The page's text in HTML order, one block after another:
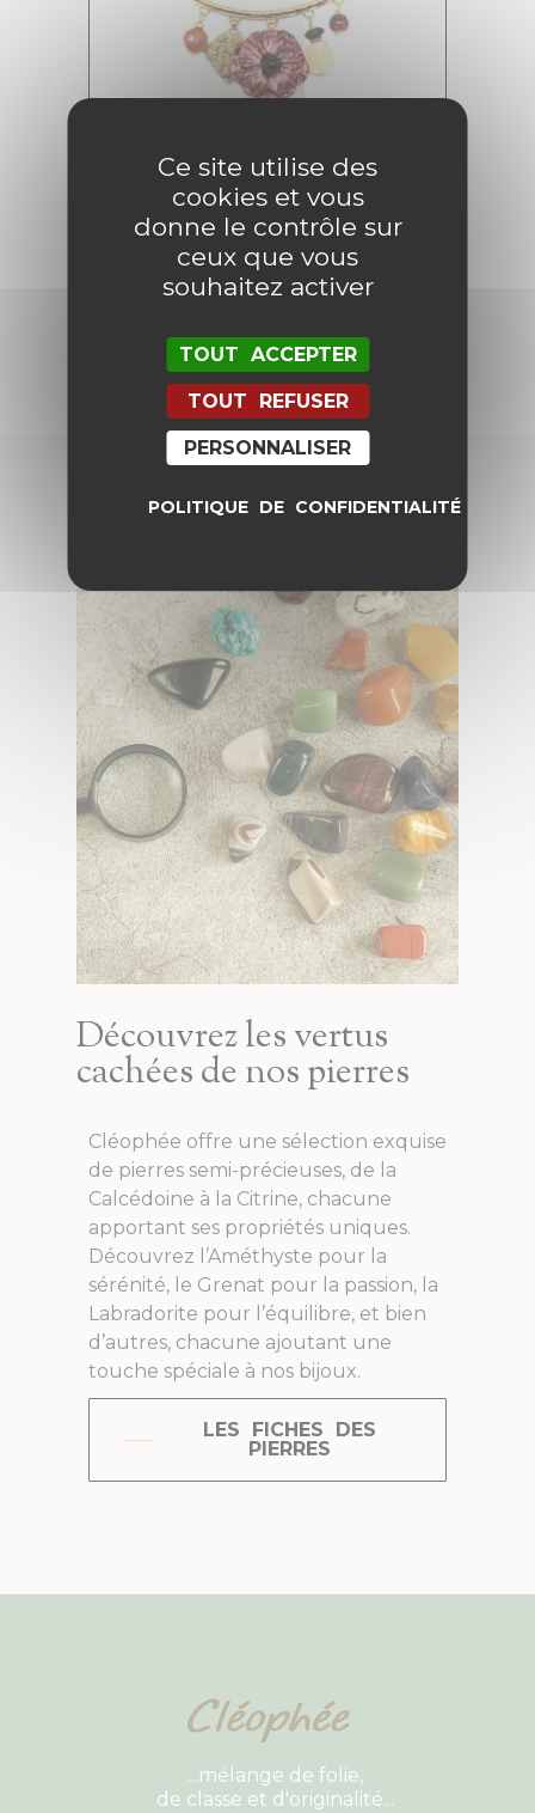
Collier Carmen
82,00
€ 41,00€
Découvrez les vertus
cachées de nos pierres
Cléophée offre une sélection exquise
de pierres semi-précieuses, de la
Calcédoine à la Citrine, chacune
apportant ses propriétés uniques.
Découvrez l’Améthyste pour la
sérénité, le Grenat pour la passion, la
Labradorite pour l’équilibre, et bien
d’autres, chacune ajoutant une
touche spéciale à nos bijoux.
LES FICHES DES
PIERRES
...mélange de folie,
de classe et d'originalité...
Ce site utilise des
cookies et vous
donne le contrôle sur
ceux que vous
souhaitez activer
TOUT ACCEPTER
TOUT REFUSER
PERSONNALISER
POLITIQUE DE CONFIDENTIALITÉ